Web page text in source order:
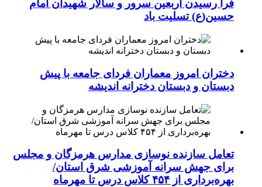
فرا رسیدن اربعین سرور و سالار شهیدان امام
حسین(ع) تسلیت باد
دختران امروز معماران فردای جامعه با پیش
دبستان و دبستان دخترانه اندیشه
تعامل سازنده نوسازی مدارس هرمزگان و مجلس
برای جهش سرانه آموزشی شرق استان/
بهره‌برداری از ۴۵۴ کلاس درس تا مهرماه